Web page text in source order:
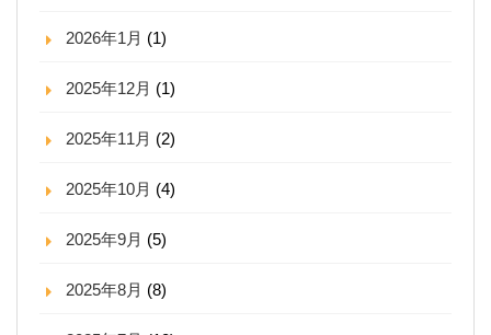
2026年1月 (1)
2025年12月 (1)
2025年11月 (2)
2025年10月 (4)
2025年9月 (5)
2025年8月 (8)